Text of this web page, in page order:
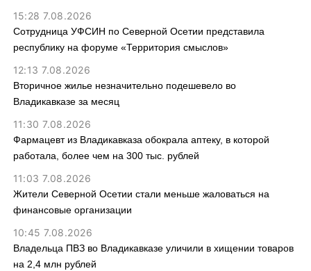
15:28 7.08.2026
Сотрудница УФСИН по Северной Осетии представила
республику на форуме «Территория смыслов»
12:13 7.08.2026
Вторичное жилье незначительно подешевело во
Владикавказе за месяц
11:30 7.08.2026
Фармацевт из Владикавказа обокрала аптеку, в которой
работала, более чем на 300 тыс. рублей
11:03 7.08.2026
Жители Северной Осетии стали меньше жаловаться на
финансовые организации
10:45 7.08.2026
Владельца ПВЗ во Владикавказе уличили в хищении товаров
на 2,4 млн рублей